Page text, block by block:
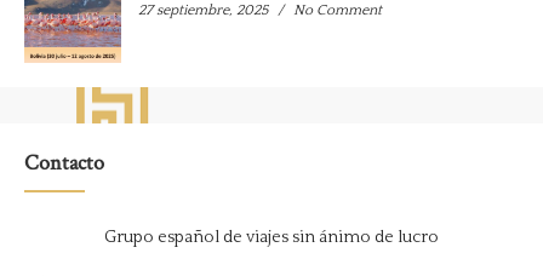
27 septiembre, 2025 No Comment
Contacto
Grupo español de viajes sin ánimo de lucro